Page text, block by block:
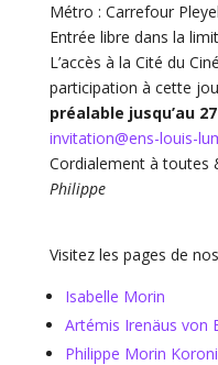
Métro : Carrefour
Entrée libre dans la
L’accès à la Cité du
participation à cette
préalable jusqu’au
invitation@ens-louis-
Cordialement à toutes
Philippe
Visitez les pages de
Isabelle Morin
Artémis Irenäus von
Philippe Morin